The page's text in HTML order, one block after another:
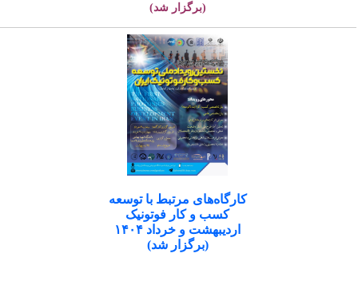
(برگزار شد)
کارگاه‌های مرتبط با توسعه
کسب و کار فوتونیک
اردیبهشت و خرداد ۱۴۰۴
(برگزار شد)